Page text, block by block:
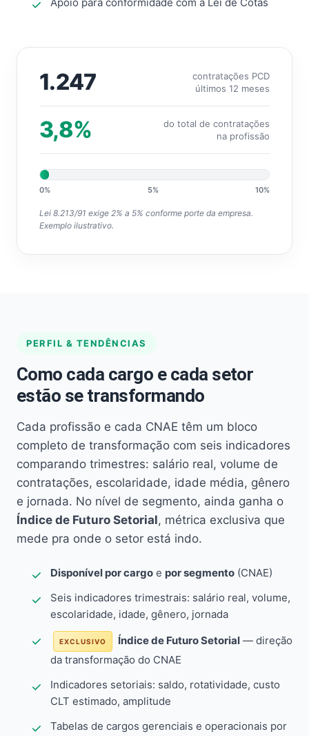
1.247
contratações PCD
últimos 12 meses
3,8%
do total de contratações
na profissão
0% 5% 10%
Lei 8.213/91 exige 2% a 5% conforme porte da empresa.
Exemplo ilustrativo.
PERFIL & TENDÊNCIAS
Como cada cargo e cada setor
estão se transformando
Cada profissão e cada CNAE têm um bloco
completo de transformação com seis indicadores
comparando trimestres: salário real, volume de
contratações, escolaridade, idade média, gênero
e jornada. No nível de segmento, ainda ganha o
Índice de Futuro Setorial, métrica exclusiva que
mede pra onde o setor está indo.
Disponível por cargo e por segmento (CNAE)
Seis indicadores trimestrais: salário real, volume,
escolaridade, idade, gênero, jornada
EXCLUSIVO Índice de Futuro Setorial — direção
da transformação do CNAE
Indicadores setoriais: saldo, rotatividade, custo
CLT estimado, amplitude
Tabelas de cargos gerenciais e operacionais por